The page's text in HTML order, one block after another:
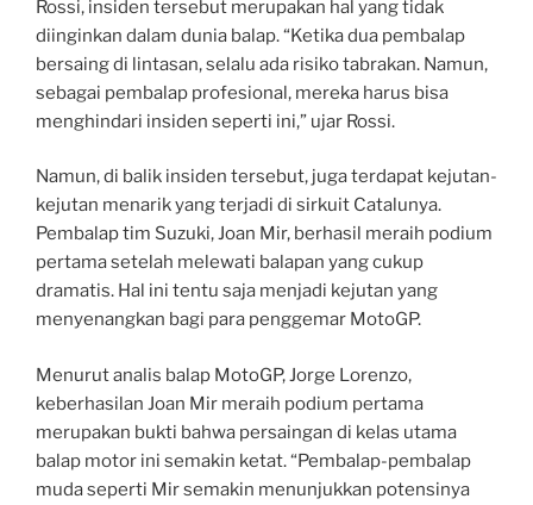
Rossi, insiden tersebut merupakan hal yang tidak
diinginkan dalam dunia balap. “Ketika dua pembalap
bersaing di lintasan, selalu ada risiko tabrakan. Namun,
sebagai pembalap profesional, mereka harus bisa
menghindari insiden seperti ini,” ujar Rossi.
Namun, di balik insiden tersebut, juga terdapat kejutan-
kejutan menarik yang terjadi di sirkuit Catalunya.
Pembalap tim Suzuki, Joan Mir, berhasil meraih podium
pertama setelah melewati balapan yang cukup
dramatis. Hal ini tentu saja menjadi kejutan yang
menyenangkan bagi para penggemar MotoGP.
Menurut analis balap MotoGP, Jorge Lorenzo,
keberhasilan Joan Mir meraih podium pertama
merupakan bukti bahwa persaingan di kelas utama
balap motor ini semakin ketat. “Pembalap-pembalap
muda seperti Mir semakin menunjukkan potensinya